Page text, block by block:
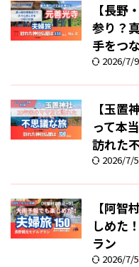
【長野
参り？
手をつ
2026/7/9
【玉置
って本
訪れた
2026/7/5
【阿智
しめた
ラン
2026/7/5